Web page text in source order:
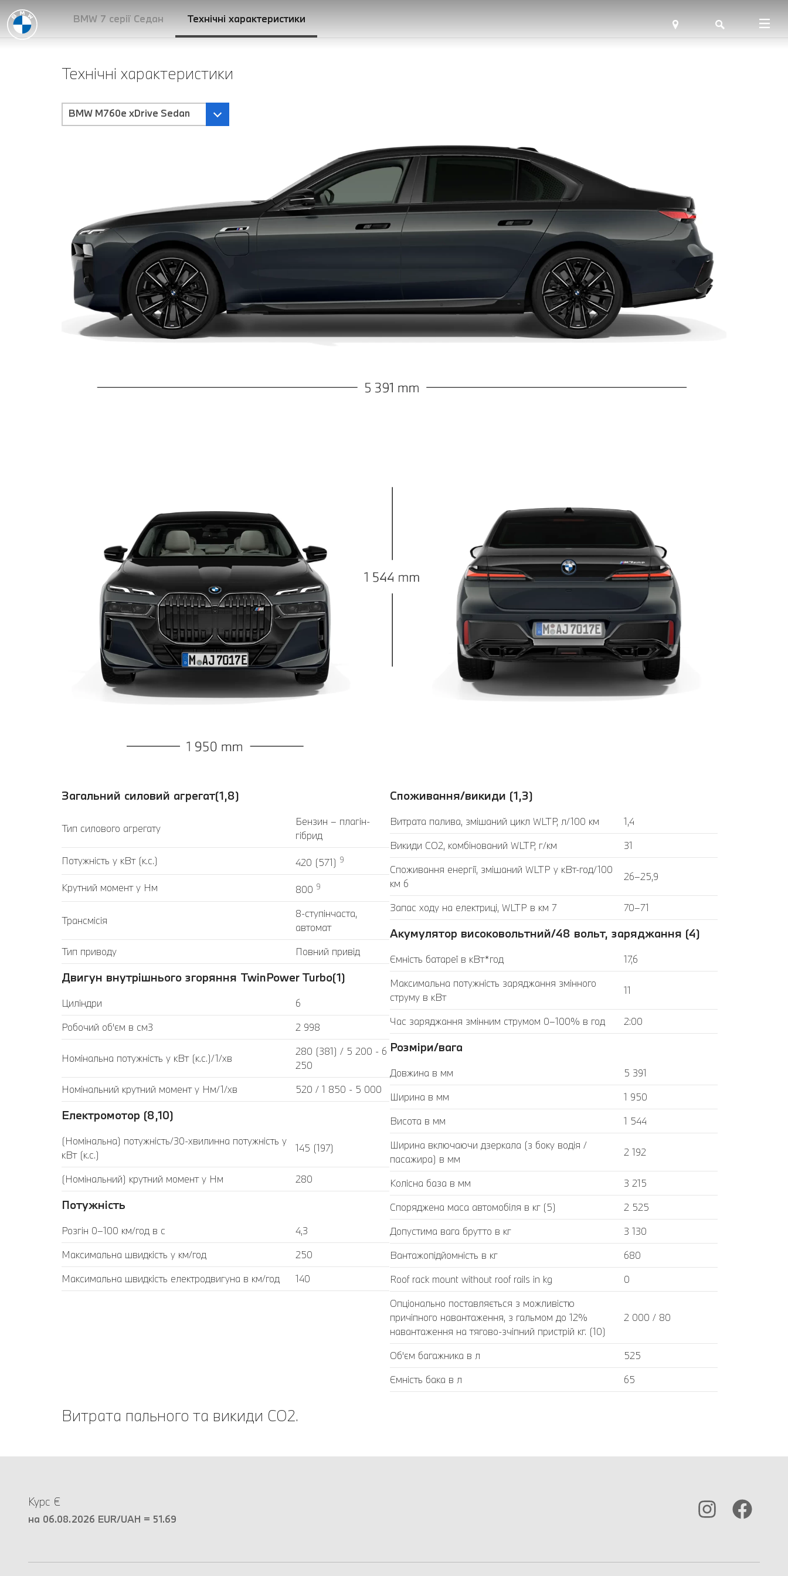
BMW 7 серії Седан Технічні характеристики
Технічні характеристики
BMW M760e xDrive Sedan
Загальний силовий агрегат(1,8)
Тип силового агрегату
Бензин – плагін-
гібрид
Потужність у кВт (к.с.) 420 (571) 9
Крутний момент у Нм 800 9
Трансмісія
8-ступінчаста,
автомат
Тип приводу
Повний привід
Двигун внутрішнього згоряння TwinPower Turbo(1)
Циліндри
6
Робочий об'єм в см3
2 998
Номінальна потужність у кВт (к.с.)/1/хв
280 (381) / 5 200 - 6
250
Номінальний крутний момент у Нм/1/хв
520 / 1 850 - 5 000
Електромотор (8,10)
(Номінальна) потужність/30-хвилинна потужність у
кВт (к.с.)
145 (197)
(Номінальний) крутний момент у Нм 280
Потужність
Розгін 0–100 км/год в с
4,3
Максимальна швидкість у км/год
250
Максимальна швидкість електродвигуна в км/год
140
Споживання/викиди (1,3)
Витрата палива, змішаний цикл WLTP, л/100 км
1,4
Викиди CO2, комбінований WLTP, г/км
31
Споживання енергії, змішаний WLTP у кВт-год/100
км 6
26–25,9
Запас ходу на електриці, WLTP в км 7 70–71
Акумулятор високовольтний/48 вольт, заряджання (4)
Ємність батареї в кВт*год
17,6
Максимальна потужність заряджання змінного
струму в кВт
11
Час заряджання змінним струмом 0–100% в год 2:00
Розміри/вага
Довжина в мм
5 391
Ширина в мм
1 950
Висота в мм
1 544
Ширина включаючи дзеркала (з боку водія /
пасажира) в мм
2 192
Колісна база в мм
3 215
Споряджена маса автомобіля в кг (5)
2 525
Допустима вага брутто в кг
3 130
Вантажопідйомність в кг
680
Roof rack mount without roof rails in kg
0
Опціонально поставляється з можливістю
причіпного навантаження, з гальмом до 12%
навантаження на тягово-зчіпний пристрій кг. (10)
2 000 / 80
Об'єм багажника в л
525
Ємність бака в л
65
Витрата пального та викиди CO2.
Курс €
на 06.08.2026 EUR/UAH = 51.69